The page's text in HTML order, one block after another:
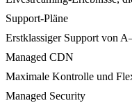
Support-Pläne
Erstklassiger Support von
Managed CDN
Maximale Kontrolle und
Managed Security